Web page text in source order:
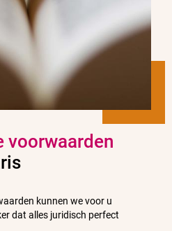
voorwaarden
kunnen we voor u
dat alles juridisch perfect